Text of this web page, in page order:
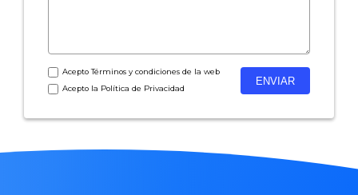
AceptoTérminos y condicionesde la web
Acepto la Política de Privacidad